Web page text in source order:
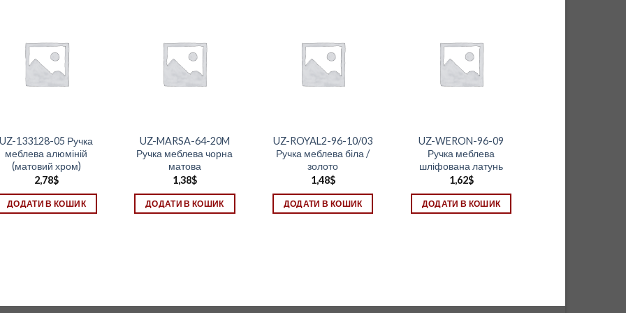
UZ-133128-05 Ручка
меблева алюміній
(матовий хром)
2,78$
ДОДАТИ В КОШИК
UZ-MARSA-64-20M
Ручка меблева чорна
матова
1,38$
ДОДАТИ В КОШИК
UZ-ROYAL2-96-10/03
Ручка меблева біла /
золото
1,48$
ДОДАТИ В КОШИК
UZ-WERON-96-09
Ручка меблева
шліфована латунь
1,62$
ДОДАТИ В КОШИК